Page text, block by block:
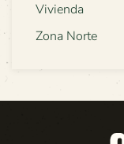
Vivienda
Zona Norte